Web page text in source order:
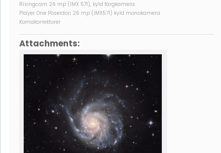
Risingcam 26 mp (IMX 571), kyld färgkamera.
Player One Poseidon 26 mp (IMX571) kyld monokamera
Komakorrektorer
Attachments: